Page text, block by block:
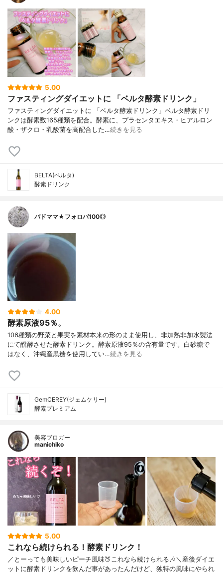
5.00
ファスティングダイエットに 「ベルタ酵素ドリンク」
ファスティングダイエットに 「ベルタ酵素ドリンク」ベルタ酵素ドリ
ンクは酵素数165種類を配合。酵素に、プラセンタエキス・ヒアルロン
酸・ザクロ・乳酸菌を高配合した…続きを見る
BELTA(ベルタ)
酵素ドリンク
バドママ★フォロバ100◎
4.00
酵素原液95％。
106種類の野菜と果実を素材本来の形のまま使用し、非加熱非加水製法
にて醗酵させた酵素ドリンク。酵素原液95％の含有量です。白砂糖で
はなく、沖縄産黒糖を使用してい…続きを見る
GemCEREY(ジェムケリー)
酵素プレミアム
美容ブロガー
manichiko
5.00
これなら続けられる！酵素ドリンク！
／とーっても美味しいピーチ風味🍑これなら続けられる🎶＼産後ダイエ
ットに酵素ドリンクを飲んだ事があったんだけど、独特の風味にやられ